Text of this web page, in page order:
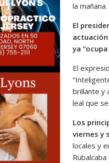
la mañana.
El
ya
El
brillante y
leal que
Los
viernes y
locales y